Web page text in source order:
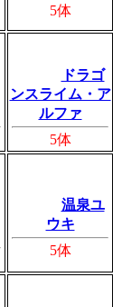
5体
ドラゴ
ンスライム・ア
ルファ
5体
温泉ユ
ウキ
5体